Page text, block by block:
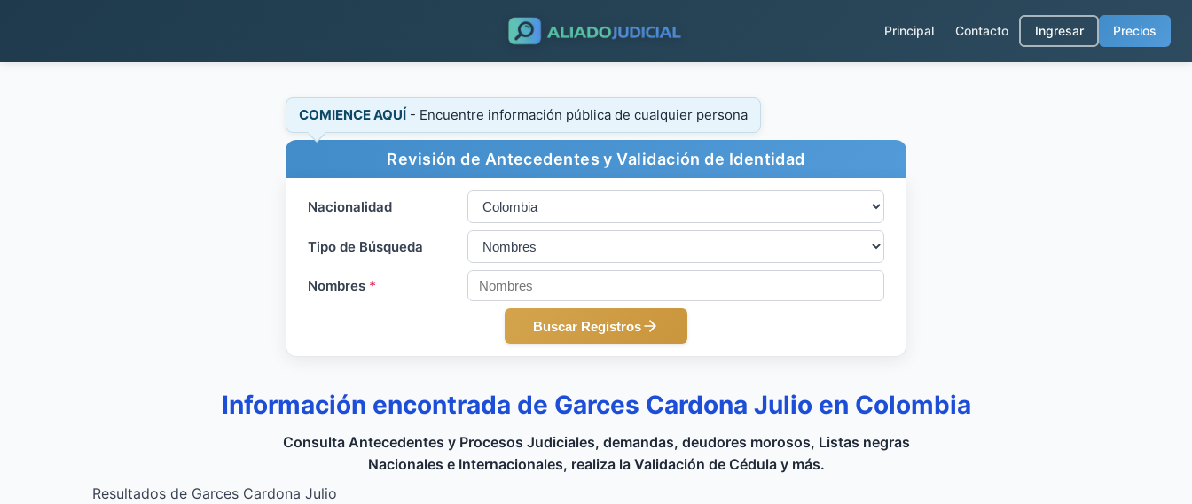
Principal Contacto Ingresar Precios
COMIENCE AQUÍ - Encuentre información pública de cualquier persona
Revisión de Antecedentes y Validación de Identidad
Nacionalidad
Tipo de Búsqueda
Nombres *
Buscar Registros
Información encontrada de Garces Cardona Julio en Colombia
Consulta Antecedentes y Procesos Judiciales, demandas, deudores morosos, Listas negras
Nacionales e Internacionales, realiza la Validación de Cédula y más.
Resultados de Garces Cardona Julio